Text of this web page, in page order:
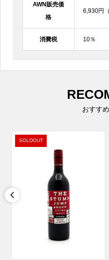
AWN販売価
格
6,930円
消費税 10％
おすす

SOLDOUT